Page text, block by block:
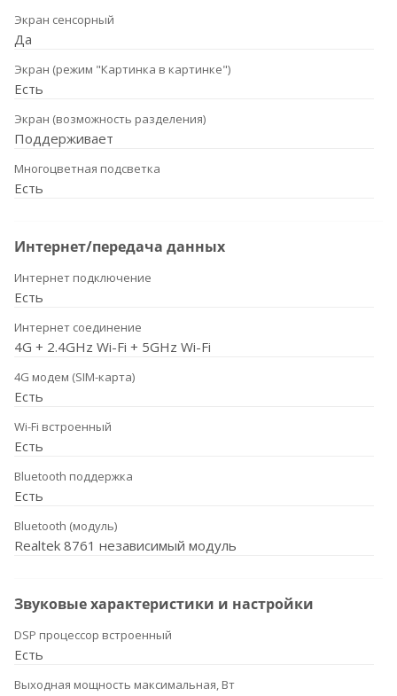
Экран сенсорный
Да
Экран (режим "Картинка в картинке")
Есть
Экран (возможность разделения)
Поддерживает
Многоцветная подсветка
Есть
Интернет/передача данных
Интернет подключение
Есть
Интернет соединение
4G + 2.4GHz Wi-Fi + 5GHz Wi-Fi
4G модем (SIM-карта)
Есть
Wi-Fi встроенный
Есть
Bluetooth поддержка
Есть
Bluetooth (модуль)
Realtek 8761 независимый модуль
Звуковые характеристики и настройки
DSP процессор встроенный
Есть
Выходная мощность максимальная, Вт